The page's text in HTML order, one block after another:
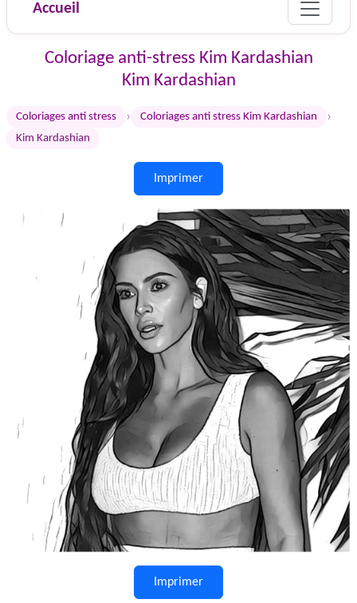
Accueil
Coloriage anti-stress Kim Kardashian
Kim Kardashian
Coloriages anti stress › Coloriages anti stress Kim Kardashian ›
Kim Kardashian
Imprimer
Imprimer